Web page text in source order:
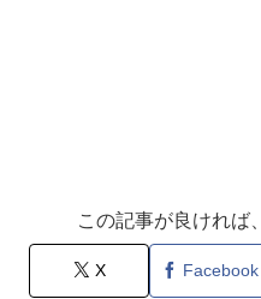
この記事が良ければ
X Facebook